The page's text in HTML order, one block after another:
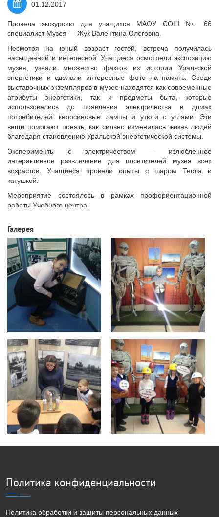
01.12.2017
Провела экскурсию для учащихся МАОУ СОШ № 66
специалист Музея — Жук Валентина Олеговна.
Несмотря на юный возраст гостей, встреча получилась
насыщенной и интересной. Учащиеся осмотрели экспозицию
музея, узнали множество фактов из истории Уральской
энергетики и сделали интересные фото на память. Среди
выставочных экземпляров в музее находятся как современные
атрибуты энергетики, так и предметы быта, которые
использовались до появления электричества в домах
потребителей: керосиновые лампы и утюги с углями. Эти
вещи помогают понять, как сильно изменилась жизнь людей
благодаря становлению Уральской энергетической системы.
Эксперименты с электричеством — излюбленное
интерактивное развлечение для посетителей музея всех
возрастов. Учащиеся провели опыты с шаром Тесла и
катушкой.
Мероприятие состоялось в рамках профориентационной
работы Учебного центра.
Галерея
Политика конфиденциальности
Политика обработки и защиты персональных данных